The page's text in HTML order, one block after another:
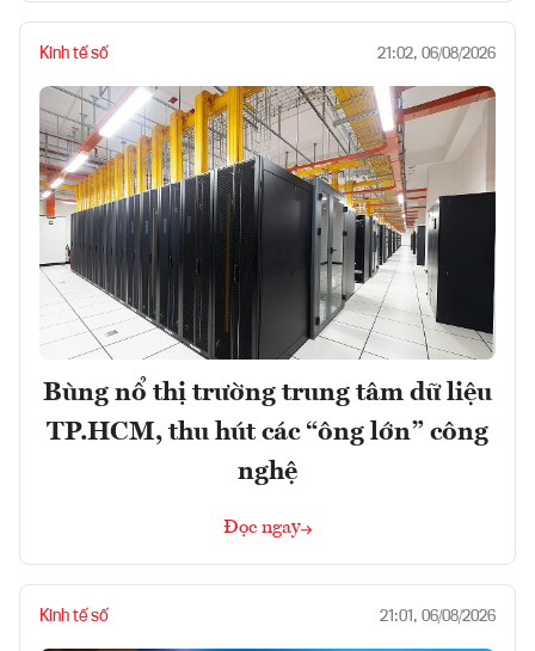
Kinh tế số 21:02, 06/08/2026
Bùng nổ thị trường trung tâm dữ liệu
TP.HCM, thu hút các “ông lớn” công
nghệ
Đọc ngay
Kinh tế số 21:01, 06/08/2026